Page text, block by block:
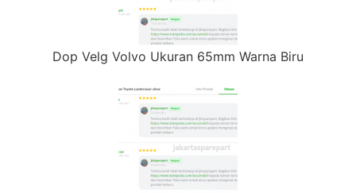
Dop Velg Volvo Ukuran 65mm Warna Biru